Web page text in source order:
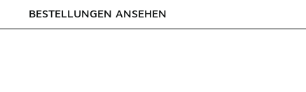
BESTELLUNGEN ANSEHEN